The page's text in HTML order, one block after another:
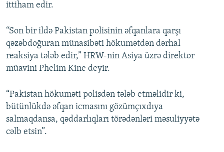
ittiham edir.
“Son bir ildə Pakistan polisinin əfqanlara qarşı
qəzəbdoğuran münasibəti hökumətdən dərhal
reaksiya tələb edir,” HRW-nin Asiya üzrə direktor
müavini Phelim Kine deyir.
“Pakistan hökuməti polisdən tələb etməlidir ki,
bütünlükdə əfqan icmasını gözümçıxdıya
salmaqdansa, qəddarlıqları törədənləri məsuliyyətə
cəlb etsin”.